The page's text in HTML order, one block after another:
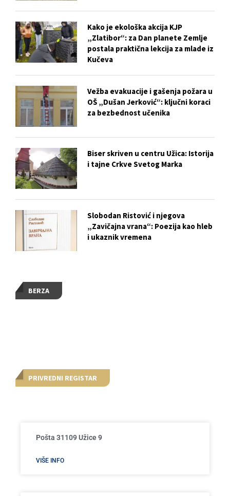
BERZA
PRIVREDNI REGISTAR
Pošta 31109 Užice 9
VIŠE INFO
Kako je ekološka akcija KJP
„Zlatibor“: za Dan planete Zemlje
postala praktična lekcija za mlade iz
Kučeva
Vežba evakuacije i gašenja požara u
OŠ „Dušan Jerković“: ključni koraci
za bezbednost učenika
Biser skriven u centru Užica: Istorija
i tajne Crkve Svetog Marka
Slobodan Ristović i njegova
„Zavičajna vrana“: Poezija kao hleb
i ukaznik vremena